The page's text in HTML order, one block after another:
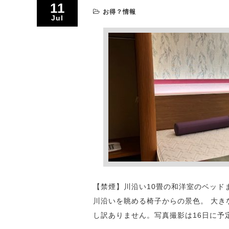
11
Jul
お得？情報
【禁煙】川沿い10畳の和洋室のベッ
川沿いを眺める椅子からの景色。 大
し訳ありません。写真撮影は16日に